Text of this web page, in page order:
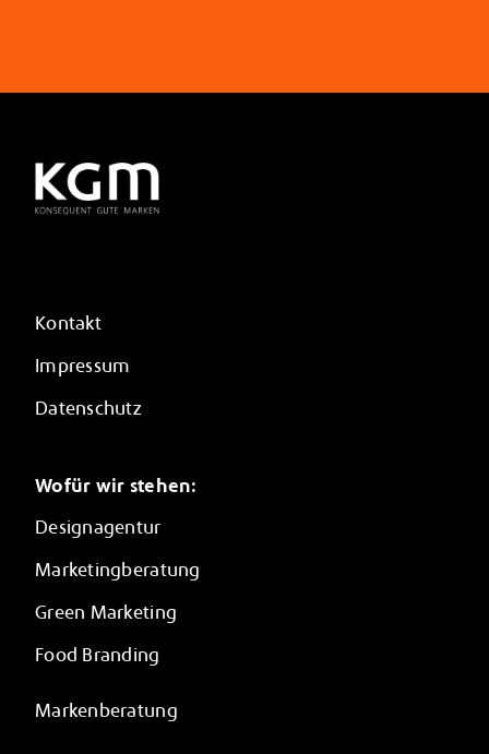
Kontakt
Impressum
Datenschutz
Wofür wir stehen:
Designagentur
Marketingberatung
Green Marketing
Food Branding
Markenberatung